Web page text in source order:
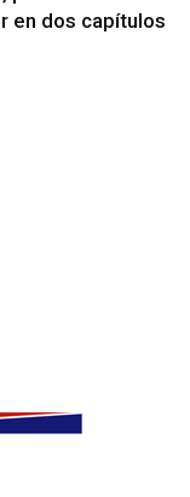
en dos capítulos